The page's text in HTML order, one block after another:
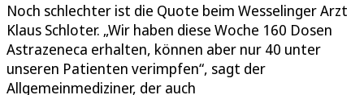
Noch schlechter ist die Quote beim Wesselinger Arzt
Klaus Schloter. „Wir haben diese Woche 160 Dosen
Astrazeneca erhalten, können aber nur 40 unter
unseren Patienten verimpfen“, sagt der
Allgemeinmediziner, der auch